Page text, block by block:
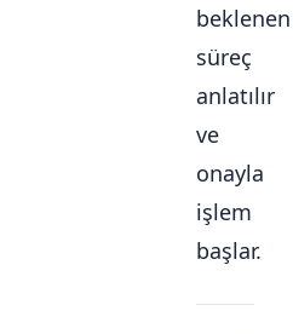
beklenen
süreç
anlatılır
ve
onayla
işlem
başlar.